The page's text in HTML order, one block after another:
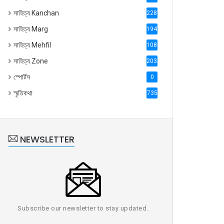
সাহিত্য Kanchan 2287
সাহিত্য Marg 1947
সাহিত্য Mehfil 1088
সাহিত্য Zone 2035
স্পোর্টস 0
স্মৃতিকথা 735
NEWSLETTER
Subscribe our newsletter to stay updated.